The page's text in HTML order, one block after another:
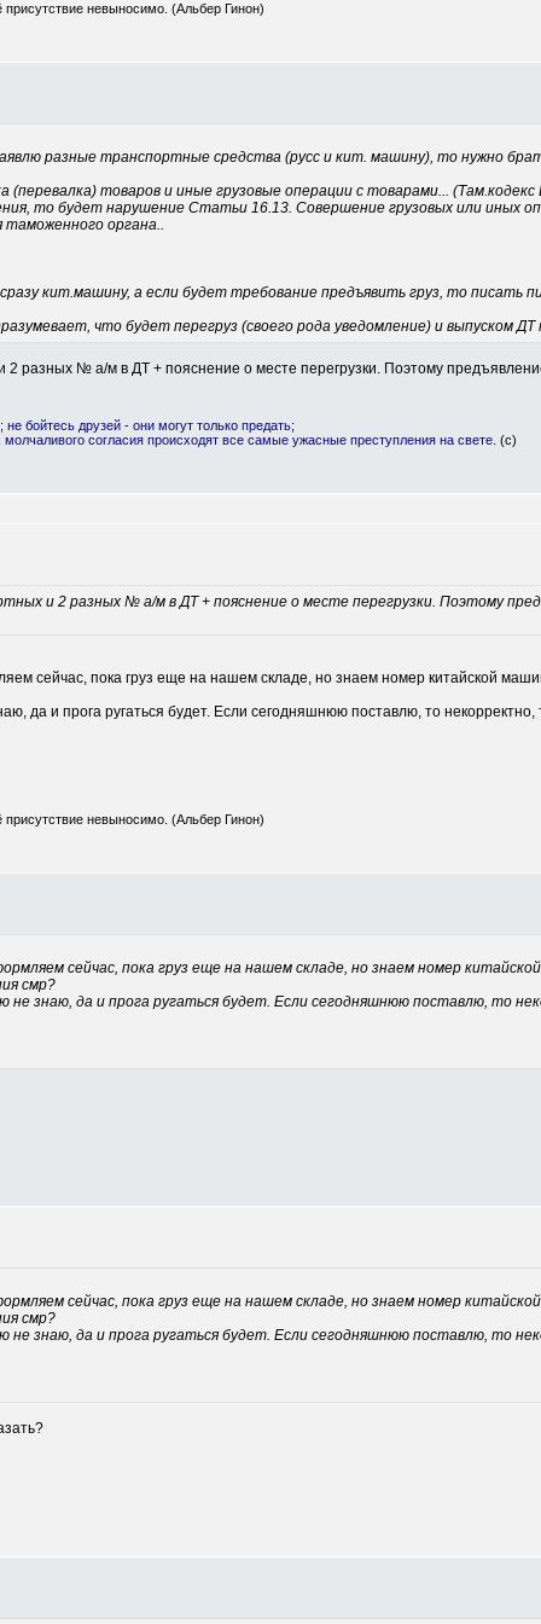
невыносимо. (Альбер Гинон)
разные транспортные средства (русс и кит. машину), то нужно
(перевалка) товаров и иные грузовые операции с товарами...
то будет нарушение Статьи 16.13. Совершение грузовых или иных
таможенного органа..
кит.машину, а если будет требование предъявить груз, то писать
что будет перегруз (своего рода уведомление) и выпуском
разных № а/м в ДТ + пояснение о месте перегрузки. Поэтому
бойтесь друзей - они могут только предать;
согласия происходят все самые ужасные преступления на свете. (с)
и 2 разных № а/м в ДТ + пояснение о месте перегрузки. Поэтому
сейчас, пока груз еще на нашем складе, но знаем номер китайской
да и прога ругаться будет. Если сегодняшнюю поставлю, то
невыносимо. (Альбер Гинон)
сейчас, пока груз еще на нашем складе, но знаем номер
смр?
не знаю, да и прога ругаться будет. Если сегодняшнюю поставлю, то
сейчас, пока груз еще на нашем складе, но знаем номер
смр?
не знаю, да и прога ругаться будет. Если сегодняшнюю поставлю, то